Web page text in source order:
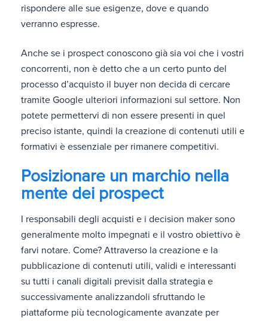
rispondere alle sue esigenze, dove e quando
verranno espresse.
Anche se i prospect conoscono già sia voi che i vostri
concorrenti, non è detto che a un certo punto del
processo d’acquisto il buyer non decida di cercare
tramite Google ulteriori informazioni sul settore. Non
potete permettervi di non essere presenti in quel
preciso istante, quindi la creazione di contenuti utili e
formativi è essenziale per rimanere competitivi.
Posizionare un marchio nella
mente dei prospect
I responsabili degli acquisti e i decision maker sono
generalmente molto impegnati e il vostro obiettivo è
farvi notare. Come? Attraverso la creazione e la
pubblicazione di contenuti utili, validi e interessanti
su tutti i canali digitali previsit dalla strategia e
successivamente analizzandoli sfruttando le
piattaforme più tecnologicamente avanzate per